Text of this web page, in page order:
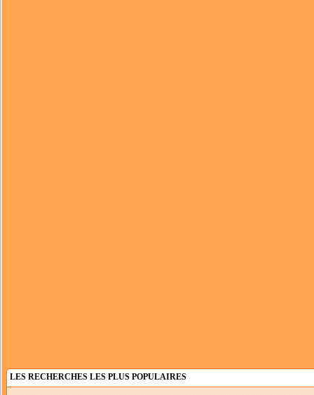
LES RECHERCHES LES PLUS POPULAIRES